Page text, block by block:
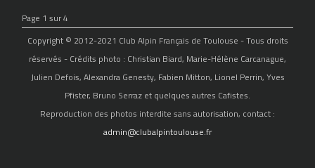
Page 1 sur 4
Copyright © 2012-2021 Club Alpin Français de Toulouse - Tous droits
réservés - Crédits photo : Christian Biard, Marie-Hélène Carcanague,
Julien Defois, Alexandra Genesty, Fabien Mitton, Lionel Perrin, Yves
Pfister, Bruno Serraz et quelques autres Cafistes.
Reproduction des photos interdite sans autorisation, contact :
admin@clubalpintoulouse.fr